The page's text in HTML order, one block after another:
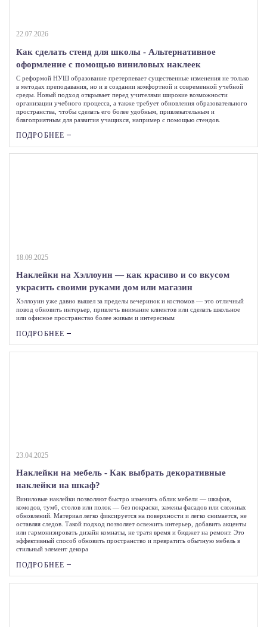
22.07.2026
Как сделать стенд для школы - Альтернативное
оформление с помощью виниловых наклеек
С реформой НУШ образование претерпевает существенные изменения не только
в методах преподавания, но и в создании комфортной и современной учебной
среды. Новый подход открывает перед учителями широкие возможности
организации учебного процесса, а также требует обновления образовательного
пространства, чтобы сделать его более удобным, привлекательным и
благоприятным для развития учащихся, например с помощью стендов.
ПОДРОБНЕЕ
18.09.2025
Наклейки на Хэллоуин — как красиво и со вкусом
украсить своими руками дом или магазин
Хэллоуин уже давно вышел за пределы вечеринок и костюмов — это отличный
повод обновить интерьер, привлечь внимание клиентов или сделать школьное
или офисное пространство более живым и интересным
ПОДРОБНЕЕ
23.04.2025
Наклейки на мебель - Как выбрать декоративные
наклейки на шкаф?
Виниловые наклейки позволяют быстро изменить облик мебели — шкафов,
комодов, тумб, столов или полок — без покраски, замены фасадов или сложных
обновлений. Материал легко фиксируется на поверхности и легко снимается, не
оставляя следов. Такой подход позволяет освежить интерьер, добавить акценты
или гармонизировать дизайн комнаты, не тратя время и бюджет на ремонт. Это
эффективный способ обновить пространство и превратить обычную мебель в
стильный элемент декора
ПОДРОБНЕЕ